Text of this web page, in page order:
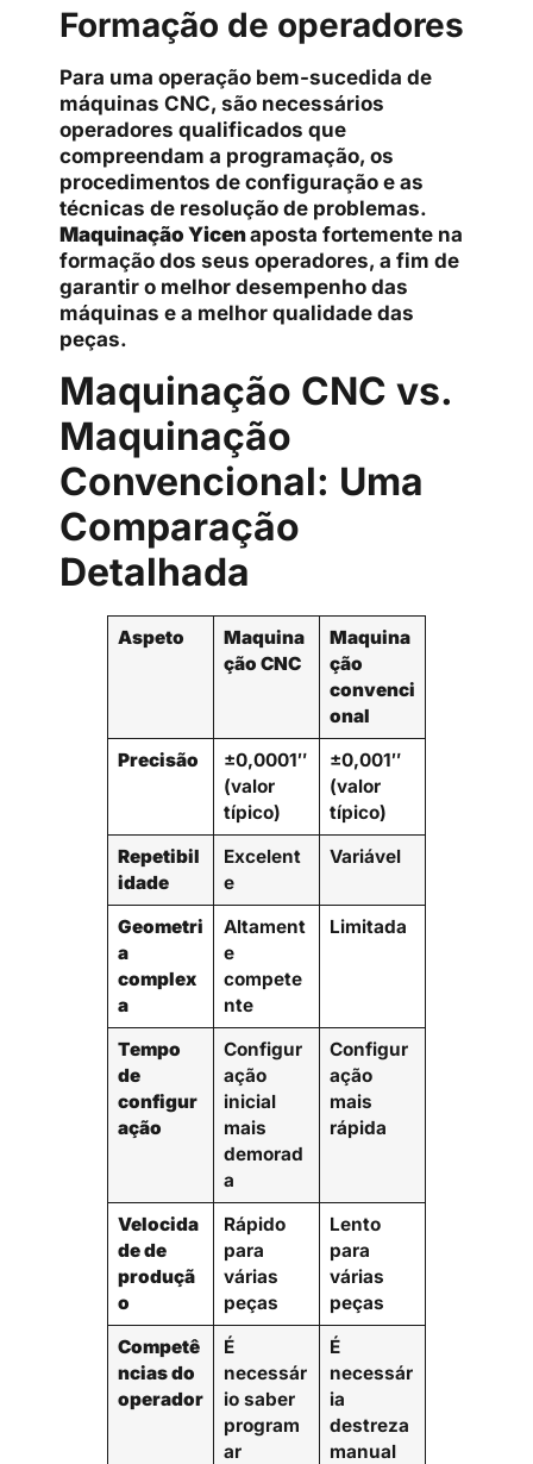
Formação de operadores
Para uma operação bem-sucedida de
máquinas CNC, são necessários
operadores qualificados que
compreendam a programação, os
procedimentos de configuração e as
técnicas de resolução de problemas.
Maquinação Yicenaposta fortemente na
formação dos seus operadores, a fim de
garantir o melhor desempenho das
máquinas e a melhor qualidade das
peças.
Maquinação CNC vs.
Maquinação
Convencional: Uma
Comparação
Detalhada
Aspeto
Maquina
ção CNC
Maquina
ção
convenci
onal
Precisão
±0,0001″
(valor
típico)
±0,001″
(valor
típico)
Repetibil
idade
Excelent
e
Variável
Geometri
a
complex
a
Altament
e
compete
nte
Limitada
Tempo
de
configur
ação
Configur
ação
inicial
mais
demorad
a
Configur
ação
mais
rápida
Velocida
de de
produçã
o
Rápido
para
várias
peças
Lento
para
várias
peças
Competê
ncias do
operador
É
necessár
io saber
program
ar
É
necessár
ia
destreza
manual